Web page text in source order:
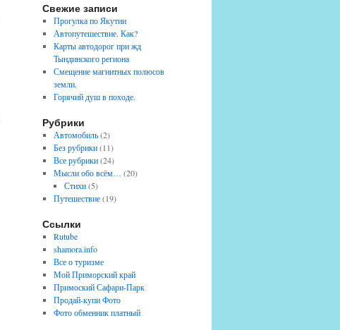
Свежие записи
Прогулка по Якутии
Автопутешествие. Как?
Карты автодорог при жд
Тындинского региона
Смещение магнитных полюсов
земли.
Горячий душ в походе.
Рубрики
Автомобиль(2)
Без рубрики(11)
Все рубрики(24)
Мысли обо всём… (20)
Стихи(5)
Путешествие(19)
Ссылки
Rutube
shamora.info
Все о туризме
Мой Приморский край
Примоский Сафари-Парк
Продай-купи Фото
Фото обменник платный